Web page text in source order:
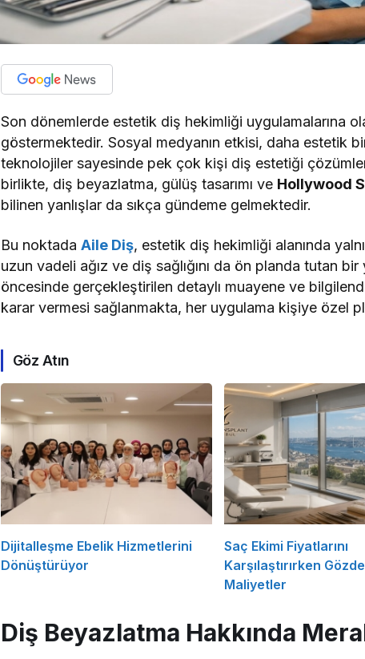
Son dönemlerde estetik diş hekimliği uygulamalarına
göstermektedir. Sosyal medyanın etkisi, daha estetik
teknolojiler sayesinde pek çok kişi diş estetiği
birlikte, diş beyazlatma, gülüş tasarımı ve Hollywood
bilinen yanlışlar da sıkça gündeme gelmektedir.
Bu noktadaAile Diş, estetik diş hekimliği alanında
uzun vadeli ağız ve diş sağlığını da ön planda tutan
öncesinde gerçekleştirilen detaylı muayene ve
karar vermesi sağlanmakta, her uygulama kişiye özel
Göz Atın
Dijitalleşme Ebelik Hizmetlerini
Dönüştürüyor
Saç Ekimi Fiyatlarını
Karşılaştırırken
Maliyetler
Diş Beyazlatma Hakkında